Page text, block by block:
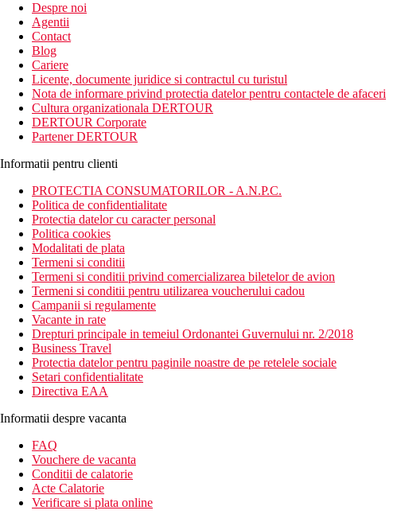
Despre noi
Agentii
Contact
Blog
Cariere
Licente, documente juridice si contractul cu turistul
Nota de informare privind protectia datelor pentru contactele de afaceri
Cultura organizationala DERTOUR
DERTOUR Corporate
Partener DERTOUR
Informatii pentru clienti
PROTECTIA CONSUMATORILOR - A.N.P.C.
Politica de confidentialitate
Protectia datelor cu caracter personal
Politica cookies
Modalitati de plata
Termeni si conditii
Termeni si conditii privind comercializarea biletelor de avion
Termeni si conditii pentru utilizarea voucherului cadou
Campanii si regulamente
Vacante in rate
Drepturi principale in temeiul Ordonantei Guvernului nr. 2/2018
Business Travel
Protectia datelor pentru paginile noastre de pe retelele sociale
Setari confidentialitate
Directiva EAA
Informatii despre vacanta
FAQ
Vouchere de vacanta
Conditii de calatorie
Acte Calatorie
Verificare si plata online